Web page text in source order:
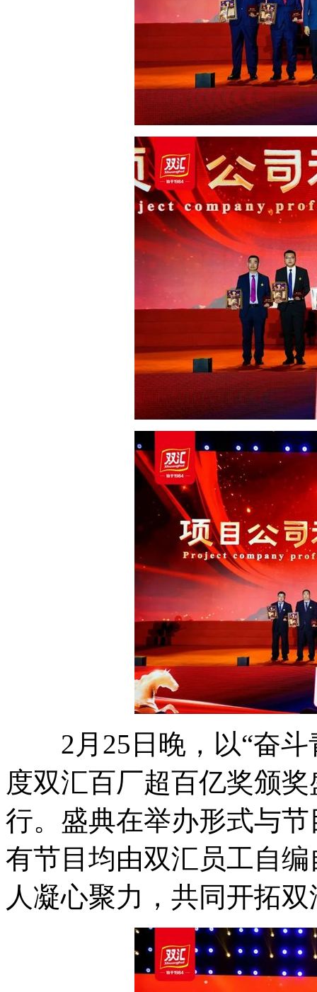
2月25日晚，以“奋斗
度双汇百厂超百亿奖颁
行。盛典在举办形式与
有节目均由双汇员工自
人凝心聚力，共同开拓